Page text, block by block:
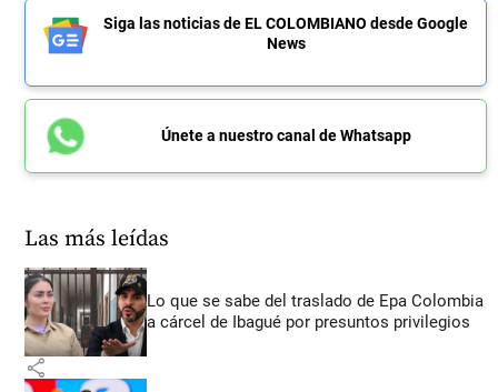
Siga las noticias de EL COLOMBIANO desde Google
News
Únete a nuestro canal de Whatsapp
Las más leídas
Lo que se sabe del traslado de Epa Colombia
a cárcel de Ibagué por presuntos privilegios
share